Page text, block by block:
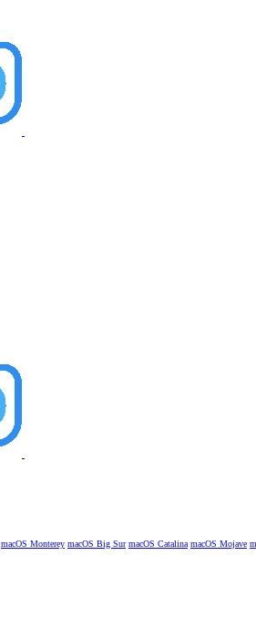
macOS Monterey macOS Big Sur macOS Catalina macOS Mojave